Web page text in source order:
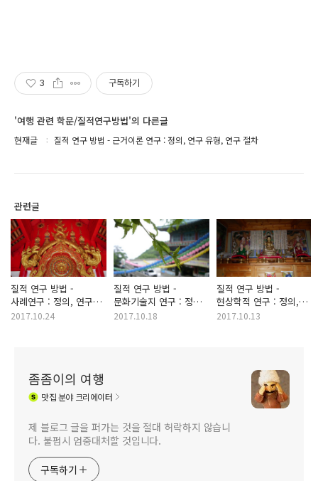
3 구독하기
'여행 관련 학문/질적연구방법'의 다른글
현재글 질적 연구 방법 - 근거이론 연구 : 정의, 연구 유형, 연구 절차
관련글
질적 연구 방법 -
사례연구 : 정의, 연구
유형, 연구 절차
2017.10.24
질적 연구 방법 -
문화기술지 연구 : 정의,
연구 유형, 연구 절차
2017.10.18
질적 연구 방법 -
현상학적 연구 : 정의,
연구 유형, 연구 절차
2017.10.13
좀좀이의 여행
맛집분야 크리에이터
제 블로그 글을 퍼가는 것을 절대 허락하지 않습니
다. 불펌시 엄중대처할 것입니다.
구독하기